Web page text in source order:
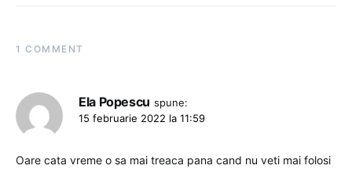
1 COMMENT
Ela Popescu spune:
15 februarie 2022 la 11:59
Oare cata vreme o sa mai treaca pana cand nu veti mai folosi